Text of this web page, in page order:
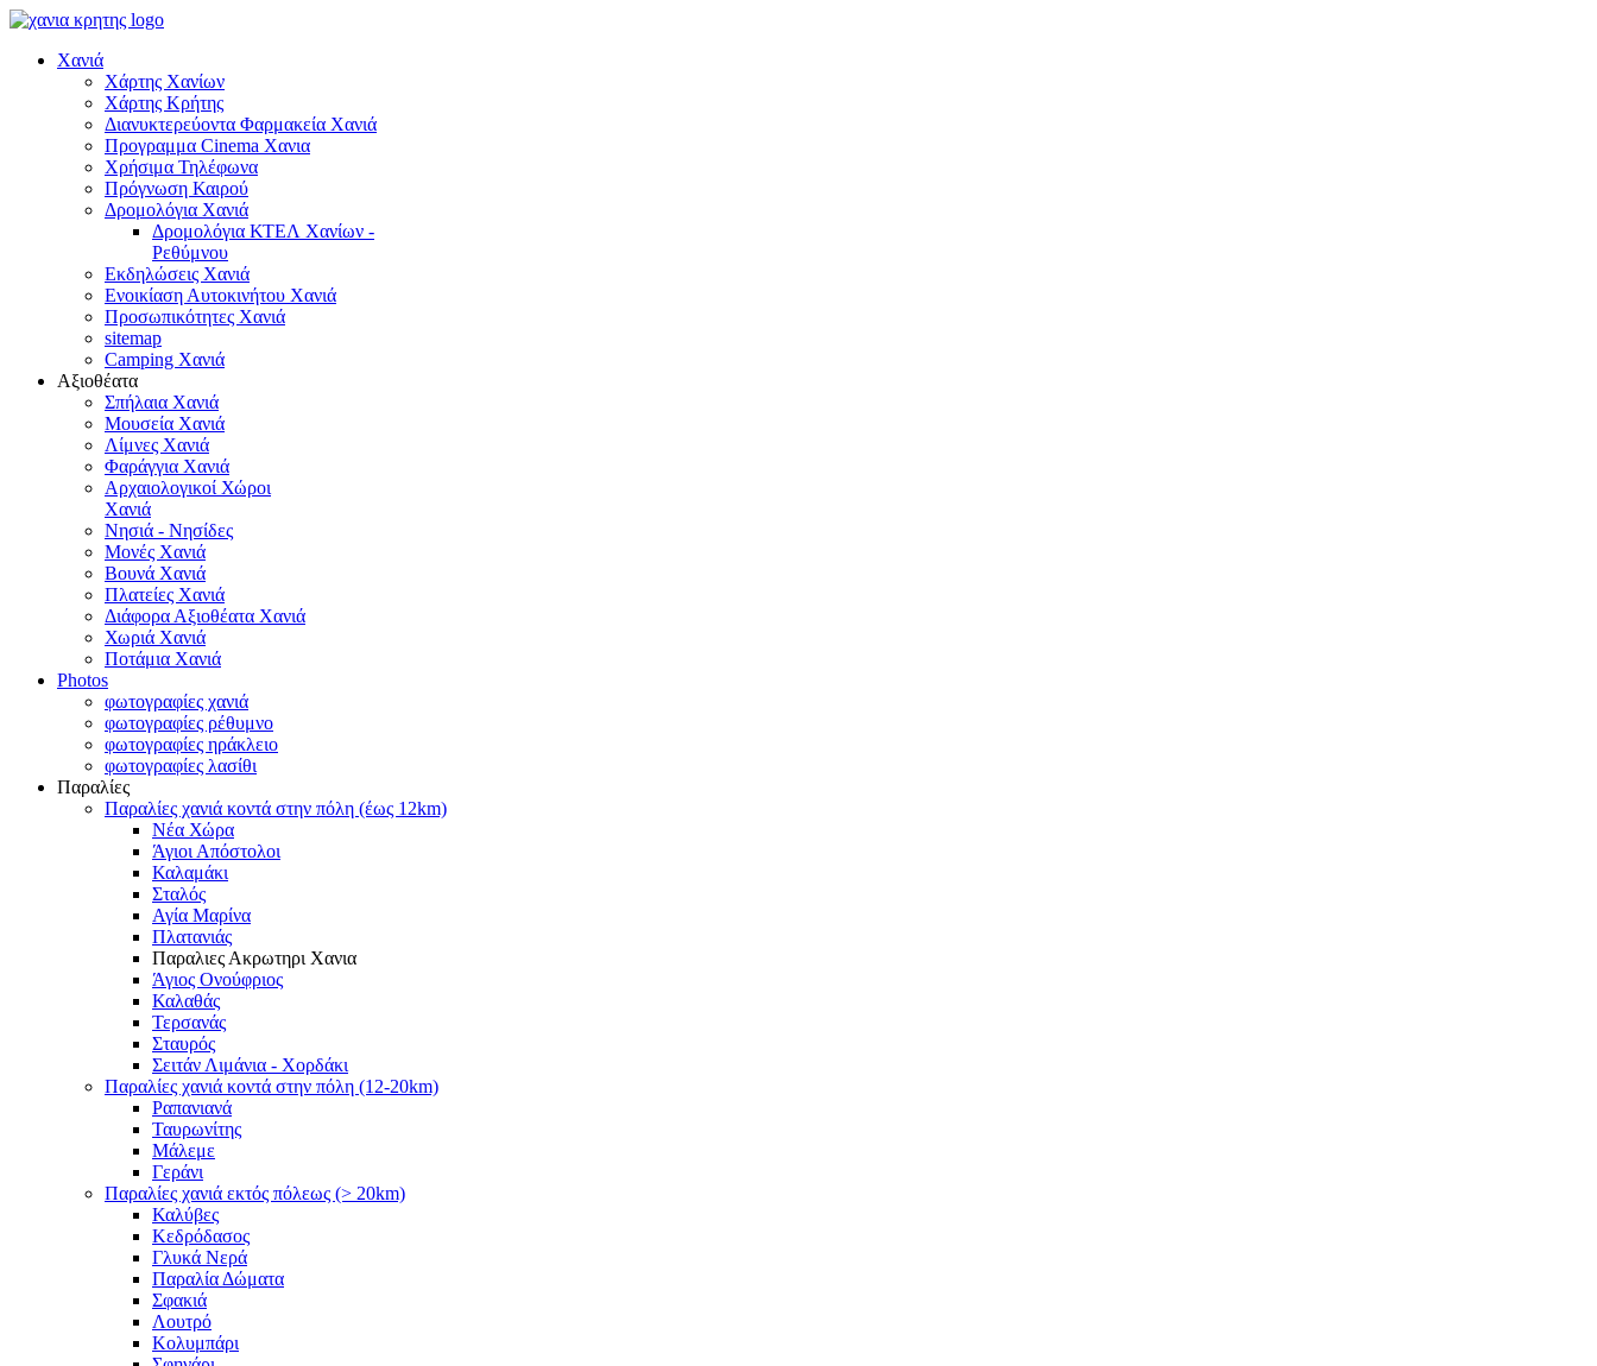
Χανιά
Χάρτης Χανίων
Χάρτης Κρήτης
Διανυκτερεύοντα Φαρμακεία Χανιά
Προγραμμα Cinema Χανια
Χρήσιμα Τηλέφωνα
Πρόγνωση Καιρού
Δρομολόγια Χανιά
Δρομολόγια ΚΤΕΛ Χανίων -
Ρεθύμνου
Εκδηλώσεις Χανιά
Ενοικίαση Αυτοκινήτου Χανιά
Προσωπικότητες Χανιά
sitemap
Camping Χανιά
Αξιοθέατα
Σπήλαια Χανιά
Μουσεία Χανιά
Λίμνες Χανιά
Φαράγγια Χανιά
Αρχαιολογικοί Χώροι
Χανιά
Νησιά - Νησίδες
Μονές Χανιά
Βουνά Χανιά
Πλατείες Χανιά
Διάφορα Αξιοθέατα Χανιά
Χωριά Χανιά
Ποτάμια Χανιά
Photos
φωτογραφίες χανιά
φωτογραφίες ρέθυμνο
φωτογραφίες ηράκλειο
φωτογραφίες λασίθι
Παραλίες
Παραλίες χανιά κοντά στην πόλη (έως 12km)
Νέα Χώρα
Άγιοι Απόστολοι
Καλαμάκι
Σταλός
Αγία Μαρίνα
Πλατανιάς
Παραλιες Ακρωτηρι Χανια
Άγιος Ονούφριος
Καλαθάς
Τερσανάς
Σταυρός
Σειτάν Λιμάνια - Χορδάκι
Παραλίες χανιά κοντά στην πόλη (12-20km)
Ραπανιανά
Ταυρωνίτης
Μάλεμε
Γεράνι
Παραλίες χανιά εκτός πόλεως (> 20km)
Καλύβες
Κεδρόδασος
Γλυκά Νερά
Παραλία Δώματα
Σφακιά
Λουτρό
Κολυμπάρι